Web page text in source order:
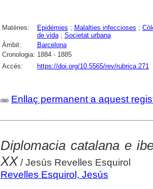
Matèries: Epidèmies ; Malalties infeccioses ;
de vida; Societat urbana
Àmbit:
Barcelona
Cronologia: 1884 - 1885
Accés:
https://doi.org/10.5565/rev/rubrica.271
Enllaç permanent a aquest
Diplomacia catalana e
XX / Jesús Revelles Esquirol
Revelles Esquirol, Jesús